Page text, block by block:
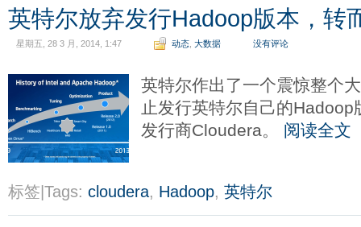
英特尔放弃发行Hadoop版本，转
星期五, 28 3 月, 2014, 1:47 动态 大数据 没有评论
英特尔作出了一个震惊整个
止发行英特尔自己的
发行商Cloudera。 阅读全文
标签|Tags: cloudera, Hadoop, 英特尔